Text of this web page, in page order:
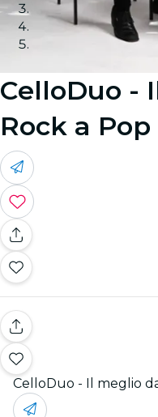
CelloDuo -
Rock a Pop
CelloDuo - Il meglio